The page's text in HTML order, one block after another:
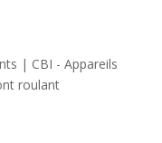
| CBI - Appareils
roulant